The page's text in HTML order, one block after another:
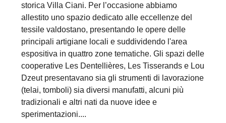
storica Villa Ciani. Per l’occasione abbiamo
allestito uno spazio dedicato alle eccellenze del
tessile valdostano, presentando le opere delle
principali artigiane locali e suddividendo l'area
espositiva in quattro zone tematiche. Gli spazi delle
cooperative Les Dentellières, Les Tisserands e Lou
Dzeut presentavano sia gli strumenti di lavorazione
(telai, tomboli) sia diversi manufatti, alcuni più
tradizionali e altri nati da nuove idee e
sperimentazioni....